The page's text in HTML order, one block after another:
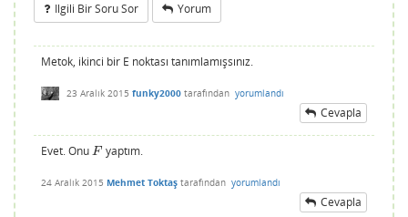
Ilgili Bir Soru Sor Yorum
Metok, ikinci bir E noktası tanımlamışsınız.
23 Aralık 2015 funky2000 tarafından yorumlandı
Cevapla
Evet. Onu F
F yaptım.
24 Aralık 2015 Mehmet Toktaş tarafından yorumlandı
Cevapla